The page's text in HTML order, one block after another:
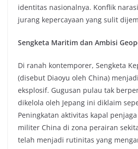
identitas nasionalnya. Konflik
jurang kepercayaan yang sulit
Sengketa Maritim dan Ambisi
Di ranah kontemporer, Sengketa
(disebut Diaoyu oleh China)
eksplosif. Gugusan pulau tak
dikelola oleh Jepang ini diklaim
Peningkatan aktivitas kapal
militer China di zona perairan
telah menjadi rutinitas yang